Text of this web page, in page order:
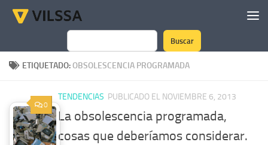
Saltar al contenido
Buscar
Buscar
ETIQUETADO:OBSOLESCENCIA PROGRAMADA
0
TENDENCIAS PUBLICADO EL NOVIEMBRE 6, 2013
La obsolescencia programada,
cosas que deberíamos considerar.